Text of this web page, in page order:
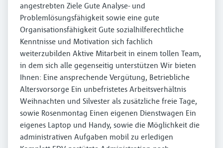
angestrebten Ziele Gute Analyse- und
Problemlösungsfähigkeit sowie eine gute
Organisationsfähigkeit Gute sozialhilferechtliche
Kenntnisse und Motivation sich fachlich
weiterzubilden Aktive Mitarbeit in einem tollen Team,
in dem sich alle gegenseitig unterstützen Wir bieten
Ihnen: Eine ansprechende Vergütung, Betriebliche
Altersvorsorge Ein unbefristetes Arbeitsverhältnis
Weihnachten und Silvester als zusätzliche freie Tage,
sowie Rosenmontag Einen eigenen Dienstwagen Ein
eigenes Laptop und Handy, sowie die Möglichkeit die
administrativen Aufgaben mobil zu erledigen